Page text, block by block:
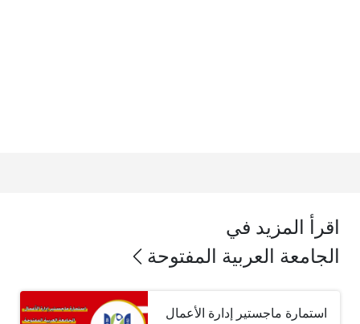
اقرأ المزيد في
الجامعة العربية المفتوحة
استمارة ماجستير إدارة الأعمال